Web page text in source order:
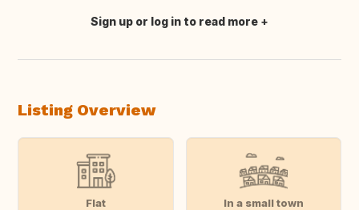
Translate this
Sign up or log in to read more
Listing Overview
Flat In a small town